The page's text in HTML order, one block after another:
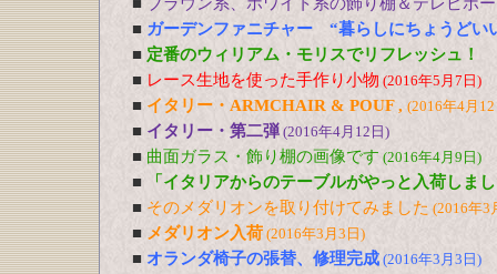
■ ガーデンファニチャー “暮らしにちょうど
■ 定番のウィリアム・モリスでリフレッシュ！
■ レース生地を使った手作り小物 (2016年5月7日)
■ イタリー・ARMCHAIR & POUF , (2016年4月
■ イタリー・第二弾 (2016年4月12日)
■ 曲面ガラス・飾り棚の画像です (2016年4月9日)
■
「イタリアからのテーブルがやっと入荷しま
■ そのメダリオンを取り付けてみました (2016年3
■ メダリオン入荷 (2016年3月3日)
■ オランダ椅子の張替、修理完成 (2016年3月3日)